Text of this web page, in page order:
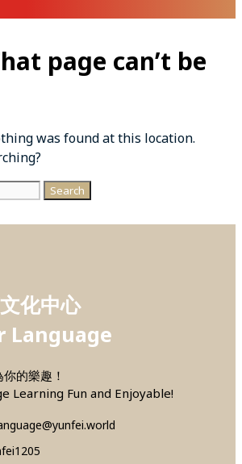
page can’t be
was found at this location.
化中心
Language
的樂趣！
Learning Fun and Enjoyable!